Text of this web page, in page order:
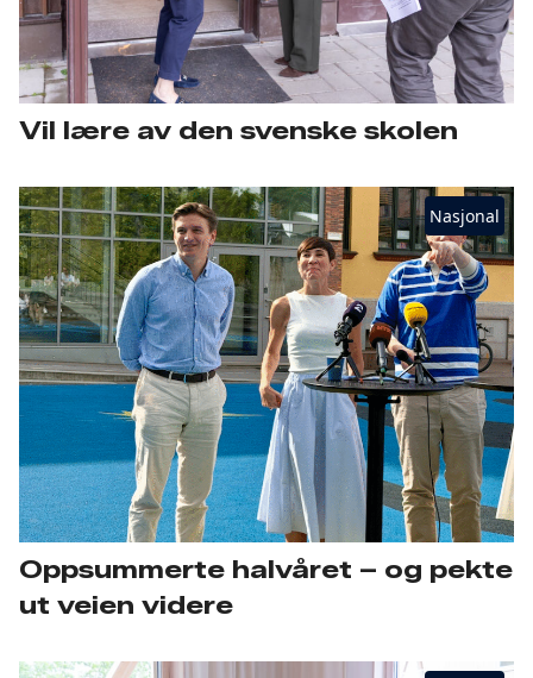
Vil lære av den svenske skolen
Nasjonal
Oppsummerte halvåret – og pekte
ut veien videre